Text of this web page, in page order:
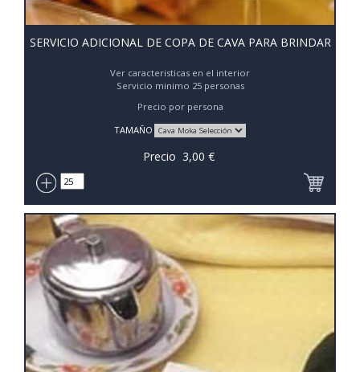
SERVICIO ADICIONAL DE COPA DE CAVA PARA BRINDAR
Ver caracteristicas en el interior
Servicio minimo 25 personas
Precio por persona
TAMAÑO
Precio 3,00 €